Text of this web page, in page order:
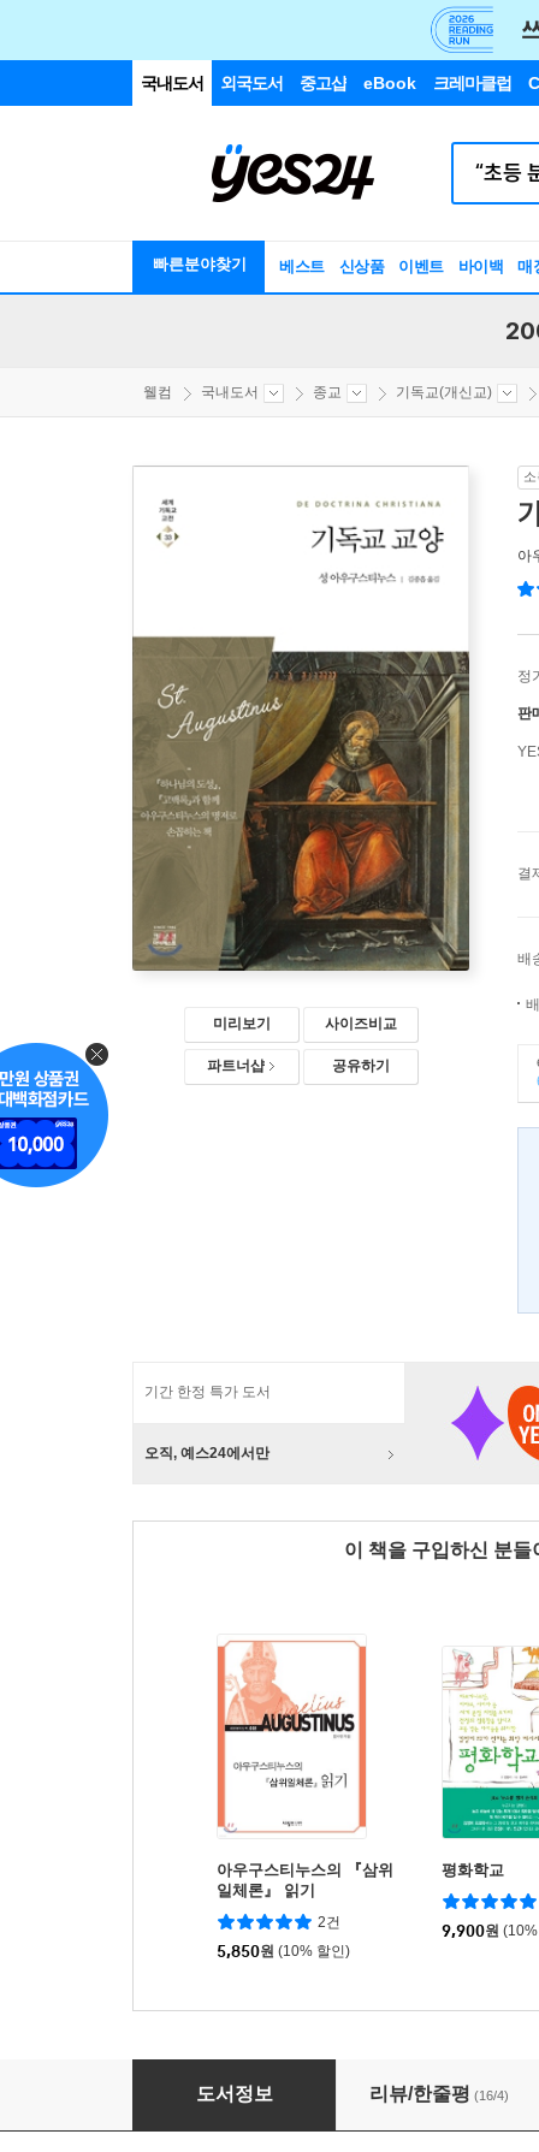
국내도서 외국도서 중고샵 eBook 크레마클럽
빠른분야찾기 베스트 신상품 이벤트 바이백 매
웰컴 국내도서 종교 기독교(개신교)
미리보기 사이즈비교
파트너샵 공유하기
아
정
판
결
배
기간 한정 특가 도서
오직, 예스24에서만
이 책을 구입하신 분
아우구스티누스의 『삼위
일체론』 읽기
2건
5,850원 (10% 할인)
평화학교
9,900원
기독교 교양
도서정보 리뷰/한줄평 (16/4)